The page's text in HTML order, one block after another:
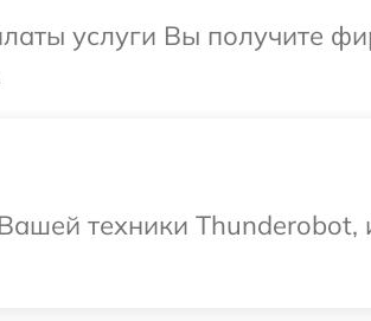
услуги Вы получите
техники Thunderobot,